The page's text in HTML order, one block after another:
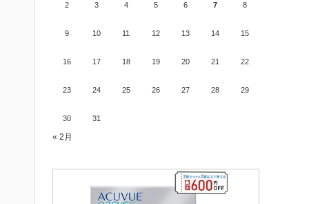
2 3 4 5 6 7 8
9 10 11 12 13 14 15
16 17 18 19 20 21 22
23 24 25 26 27 28 29
30 31
« 2月